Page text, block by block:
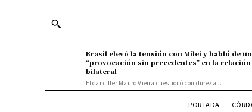
Brasil elevó la tensión con Milei y habló de
“provocación sin precedentes” en la relación
bilateral
El canciller Mauro Vieira cuestionó con dureza...
PORTADA